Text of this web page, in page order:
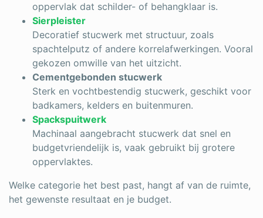
oppervlak dat schilder- of behangklaar is.
Sierpleister
Decoratief stucwerk met structuur, zoals
spachtelputz of andere korrelafwerkingen. Vooral
gekozen omwille van het uitzicht.
Cementgebonden stucwerk
Sterk en vochtbestendig stucwerk, geschikt voor
badkamers, kelders en buitenmuren.
Spackspuitwerk
Machinaal aangebracht stucwerk dat snel en
budgetvriendelijk is, vaak gebruikt bij grotere
oppervlaktes.
Welke categorie het best past, hangt af van de ruimte,
het gewenste resultaat en je budget.